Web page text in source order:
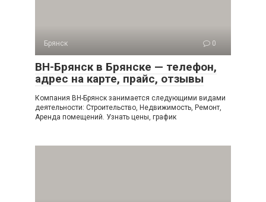
Брянск 0
ВН-Брянск в Брянске — телефон,
адрес на карте, прайс, отзывы
Компания ВН-Брянск занимается следующими видами
деятельности: Строительство, Недвижимость, Ремонт,
Аренда помещений. Узнать цены, график